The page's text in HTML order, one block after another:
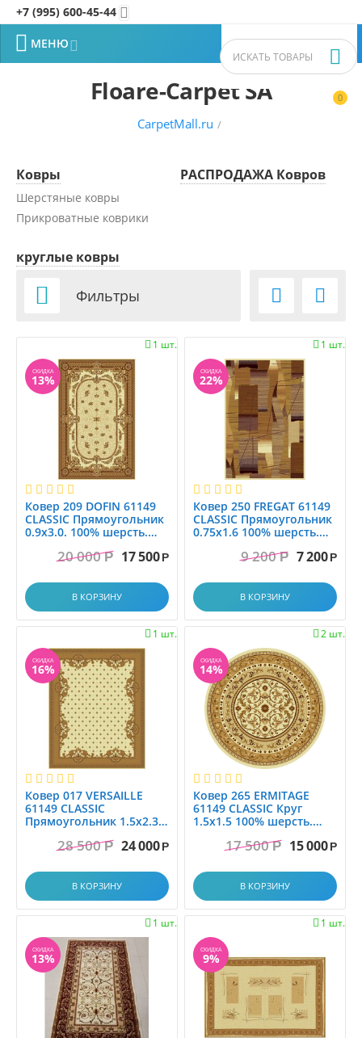
+7 (995) 600-45-44 
0


 МЕНЮ
Floare-Carpet SA
CarpetMall.ru /
Ковры
Шерстяные ковры
Прикроватные коврики
РАСПРОДАЖА Ковров
круглые ковры
 Фильтры  
1 шт.

СКИДКА
13%
Ковер 209 DOFIN 61149
CLASSIC Прямоугольник
0.9x3.0. 100% шерсть.
20 000 Р 17 500 Р
В КОРЗИНУ
1 шт.

СКИДКА
22%
Ковер 250 FREGAT 61149
CLASSIC Прямоугольник
0.75x1.6 100% шерсть.
9 200 Р 7 200 Р
В КОРЗИНУ
1 шт.

СКИДКА
16%
Ковер 017 VERSAILLE
61149 CLASSIC
Прямоугольник 1.5x2.3,
Carpet SA....
28 500 Р 24 000 Р
В КОРЗИНУ
2 шт.

СКИДКА
14%
Ковер 265 ERMITAGE
61149 CLASSIC Круг
1.5x1.5 100% шерсть.
МОЛДОВА
17 500 Р 15 000 Р
В КОРЗИНУ
1 шт.

СКИДКА
13%
1 шт.

СКИДКА
9%